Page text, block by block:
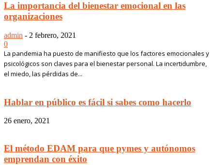
La importancia del bienestar emocional en las
organizaciones
admin - 2 febrero, 2021
0
La pandemia ha puesto de manifiesto que los factores emocionales y
psicológicos son claves para el bienestar personal. La incertidumbre,
el miedo, las pérdidas de...
Hablar en público es fácil si sabes como hacerlo
26 enero, 2021
El método EDAM para que pymes y autónomos
emprendan con éxito